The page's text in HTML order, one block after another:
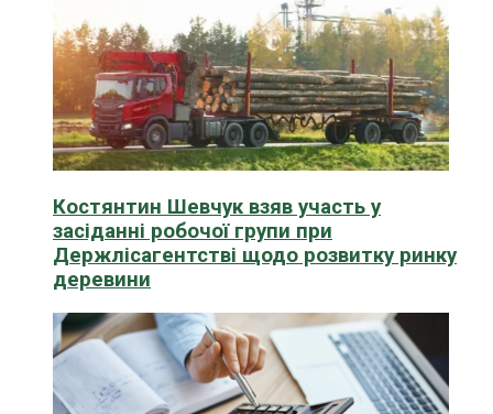
Костянтин Шевчук взяв участь у
засіданні робочої групи при
Держлісагентстві щодо розвитку ринку
деревини